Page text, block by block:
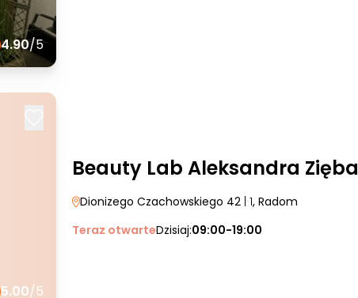
4.90/5
5.00/5
Beauty Lab Aleksandra Zięba
Dionizego Czachowskiego 42 | 1, Radom
Teraz otwarteDzisiaj:09:00-19:00